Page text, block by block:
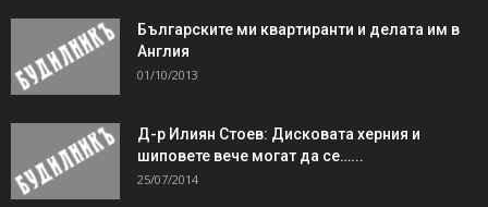
Българските ми квартиранти и делата им в
Англия
01/10/2013
Д-р Илиян Стоев: Дисковата херния и
шиповете вече могат да се…...
25/07/2014